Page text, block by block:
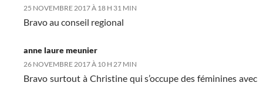
25 NOVEMBRE 2017 À 18 H 31 MIN
Bravo au conseil regional
anne laure meunier
26 NOVEMBRE 2017 À 10 H 27 MIN
Bravo surtout à Christine qui s’occupe des féminines avec